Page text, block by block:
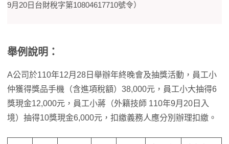
9月20日台財稅字第10804617710號令）
舉例說明：
A公司於110年12月28日舉辦年終晚會及抽獎活動，員工小
仲獲得獎品手機（含進項稅額）38,000元，員工小大抽得6
獎現金12,000元，員工小蔣（外籍技師 110年9月20日入
境）抽得10獎現金6,000元，扣繳義務人應分別辦理扣繳。